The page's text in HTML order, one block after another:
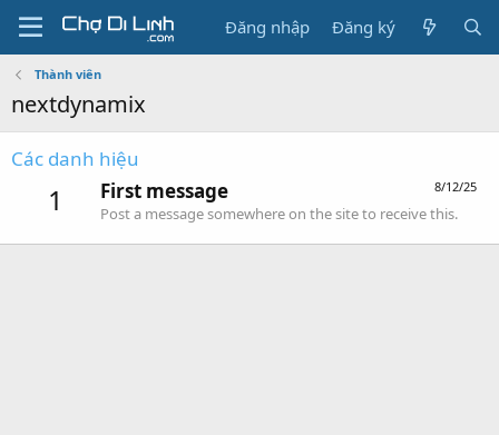
Đăng nhập Đăng ký
Thành viên
nextdynamix
Các danh hiệu
1 8/12/25
First message
Post a message somewhere on the site to receive this.